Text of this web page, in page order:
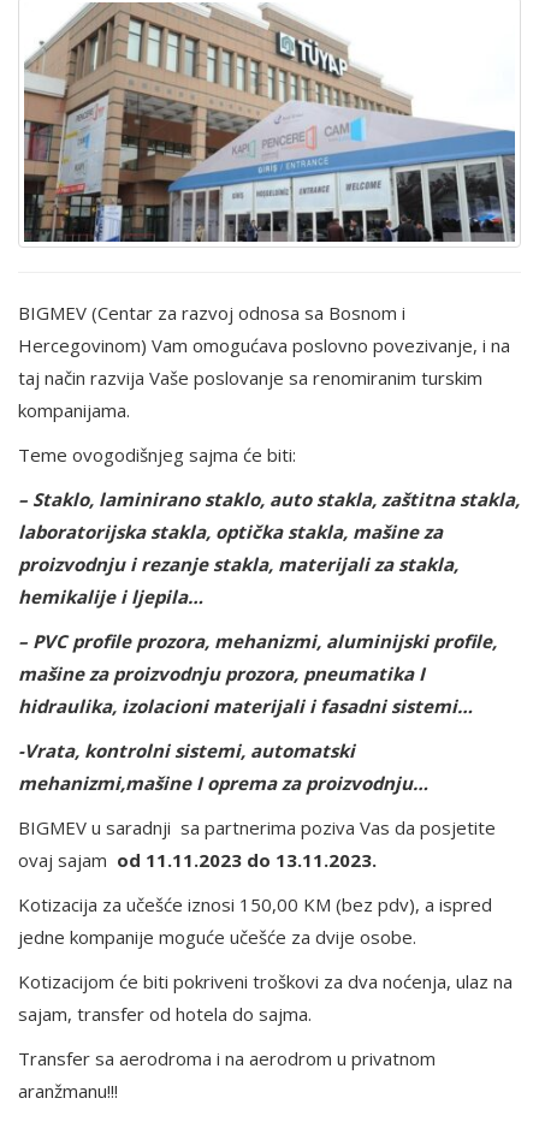
BIGMEV (Centar za razvoj odnosa sa Bosnom i
Hercegovinom) Vam omogućava poslovno povezivanje, i na
taj način razvija Vaše poslovanje sa renomiranim turskim
kompanijama.
Teme ovogodišnjeg sajma će biti:
– Staklo, laminirano staklo, auto stakla, zaštitna stakla,
laboratorijska stakla, optička stakla, mašine za
proizvodnju i rezanje stakla, materijali za stakla,
hemikalije i ljepila…
– PVC profile prozora, mehanizmi, aluminijski profile,
mašine za proizvodnju prozora, pneumatika I
hidraulika, izolacioni materijali i fasadni sistemi…
-Vrata, kontrolni sistemi, automatski
mehanizmi,mašine I oprema za proizvodnju…
BIGMEV u saradnji sa partnerima poziva Vas da posjetite
ovaj sajam od 11.11.2023 do 13.11.2023.
Kotizacija za učešće iznosi 150,00 KM (bez pdv), a ispred
jedne kompanije moguće učešće za dvije osobe.
Kotizacijom će biti pokriveni troškovi za dva noćenja, ulaz na
sajam, transfer od hotela do sajma.
Transfer sa aerodroma i na aerodrom u privatnom
aranžmanu!!!